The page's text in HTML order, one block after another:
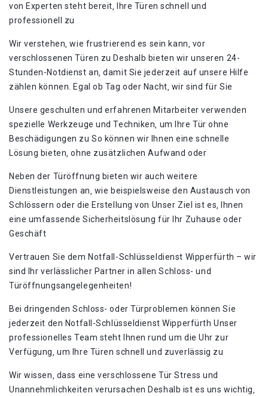
von Experten steht bereit‚ Ihre Türen schnell und
professionell zu
Wir verstehen‚ wie frustrierend es sein kann‚ vor
verschlossenen Türen zu Deshalb bieten wir unseren 24-
Stunden-Notdienst an‚ damit Sie jederzeit auf unsere Hilfe
zählen können. Egal ob Tag oder Nacht‚ wir sind für Sie
Unsere geschulten und erfahrenen Mitarbeiter verwenden
spezielle Werkzeuge und Techniken‚ um Ihre Tür ohne
Beschädigungen zu So können wir Ihnen eine schnelle
Lösung bieten‚ ohne zusätzlichen Aufwand oder
Neben der Türöffnung bieten wir auch weitere
Dienstleistungen an‚ wie beispielsweise den Austausch von
Schlössern oder die Erstellung von Unser Ziel ist es‚ Ihnen
eine umfassende Sicherheitslösung für Ihr Zuhause oder
Geschäft
Vertrauen Sie dem Notfall-Schlüsseldienst Wipperfürth – wir
sind Ihr verlässlicher Partner in allen Schloss- und
Türöffnungsangelegenheiten!
Bei dringenden Schloss- oder Türproblemen können Sie
jederzeit den Notfall-Schlüsseldienst Wipperfürth Unser
professionelles Team steht Ihnen rund um die Uhr zur
Verfügung‚ um Ihre Türen schnell und zuverlässig zu
Wir wissen‚ dass eine verschlossene Tür Stress und
Unannehmlichkeiten verursachen Deshalb ist es uns wichtig‚